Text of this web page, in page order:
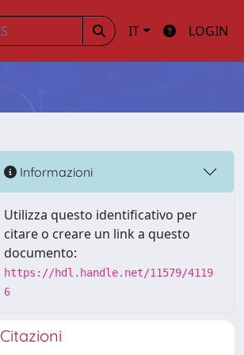
IT LOGIN
Informazioni
Utilizza questo identificativo per
citare o creare un link a questo
documento:
https://hdl.handle.net/11579/4119
6
Citazioni